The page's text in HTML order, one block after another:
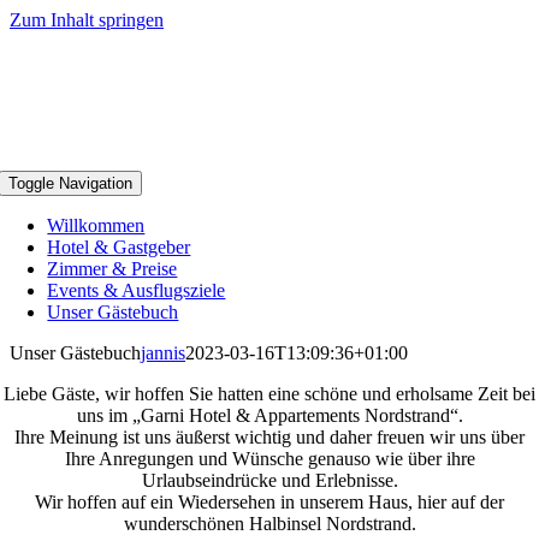
Zum Inhalt springen
Toggle Navigation
Willkommen
Hotel & Gastgeber
Zimmer & Preise
Events & Ausflugsziele
Unser Gästebuch
Unser Gästebuchjannis2023-03-16T13:09:36+01:00
Liebe Gäste, wir hoffen Sie hatten eine schöne und erholsame Zeit bei
uns im „Garni Hotel & Appartements Nordstrand“.
Ihre Meinung ist uns äußerst wichtig und daher freuen wir uns über
Ihre Anregungen und Wünsche genauso wie über ihre
Urlaubseindrücke und Erlebnisse.
Wir hoffen auf ein Wiedersehen in unserem Haus, hier auf der
wunderschönen Halbinsel Nordstrand.